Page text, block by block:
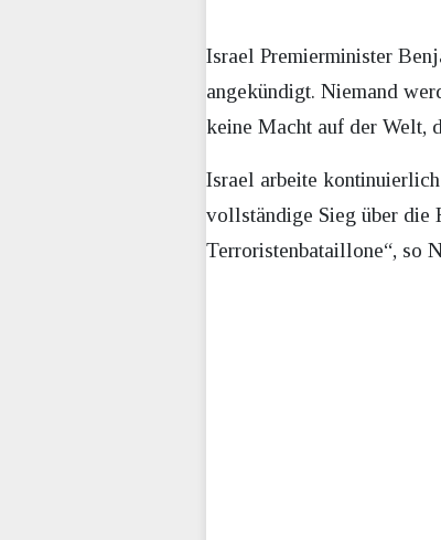
Israel Premierminister
angekündigt. Niemand
keine Macht auf der Welt,
Israel arbeite
vollständige Sieg über die
Terroristenbataillone“, so